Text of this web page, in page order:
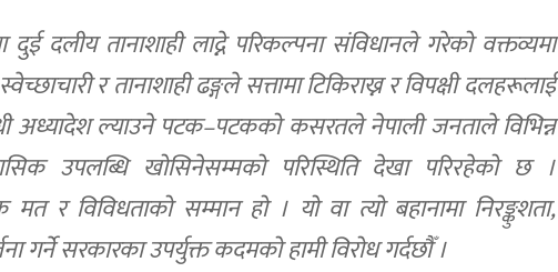
दुई दलीय तानाशाही लाद्ने परिकल्पना संविधानले गरेको वक्तव्यमा
र तानाशाही ढङ्गले सत्तामा टिकिराख्न र विपक्षी दलहरूलाई
अध्यादेश ल्याउने पटक–पटकको कसरतले नेपाली जनताले विभिन्न
उपलब्धि खोसिनेसम्मको परिस्थिति देखा परिरहेको छ ।
र विविधताको सम्मान हो । यो वा त्यो बहानामा निरङ्कुशता,
गर्ने सरकारका उपर्युक्त कदमको हामी विरोध गर्दछौँ ।